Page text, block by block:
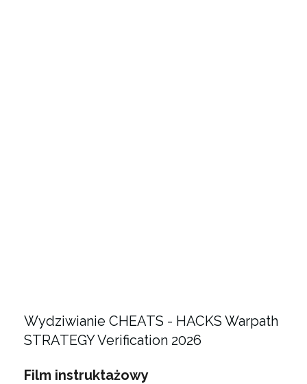
Wydziwianie CHEATS - HACKS Warpath
STRATEGY Verification 2026
Film instruktażowy